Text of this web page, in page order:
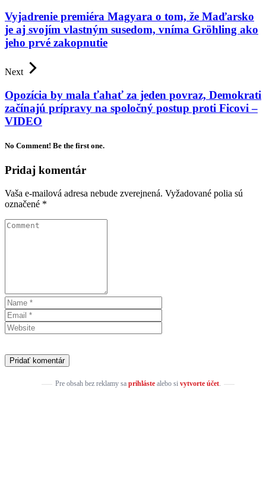
Vyjadrenie premiéra Magyara o tom, že Maďarsko
je aj svojím vlastným susedom, vníma Gröhling ako
jeho prvé zakopnutie
Next
Opozícia by mala ťahať za jeden povraz, Demokrati
začínajú prípravy na spoločný postup proti Ficovi –
VIDEO
No Comment! Be the first one.
Pridaj komentár
Vaša e-mailová adresa nebude zverejnená. Vyžadované polia sú
označené *
Pre obsah bez reklamy sa prihlástealebo si vytvorte účet.